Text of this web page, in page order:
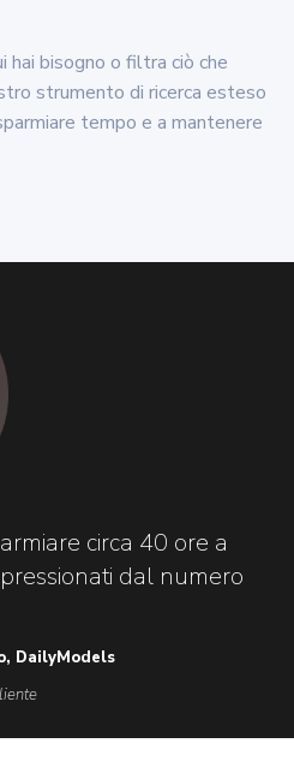
hai bisogno o filtra ciò che
strumento di ricerca esteso
tempo e a mantenere
circa 40 ore a
dal numero
DailyModels